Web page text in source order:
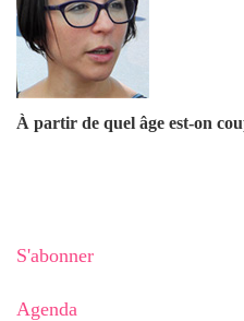
À partir de quel âge est-on
S'abonner
Agenda